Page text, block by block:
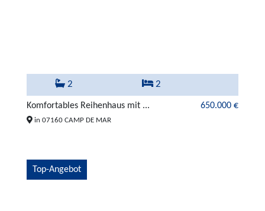
2 2
Komfortables Reihenhaus mit ... 650.000 €
in 07160 CAMP DE MAR
Top-Angebot